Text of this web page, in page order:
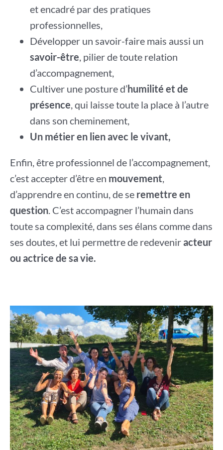
et encadré par des pratiques
professionnelles,
Développer un savoir-faire mais aussi un
savoir-être, pilier de toute relation
d’accompagnement,
Cultiver une posture d’humilité et de
présence, qui laisse toute la place à l’autre
dans son cheminement,
Un métier en lien avec le vivant,
Enfin, être professionnel de l’accompagnement,
c’est accepter d’être en mouvement,
d’apprendre en continu, de se remettre en
question. C’est accompagner l’humain dans
toute sa complexité, dans ses élans comme dans
ses doutes, et lui permettre de redeveniracteur
ou actrice de sa vie.